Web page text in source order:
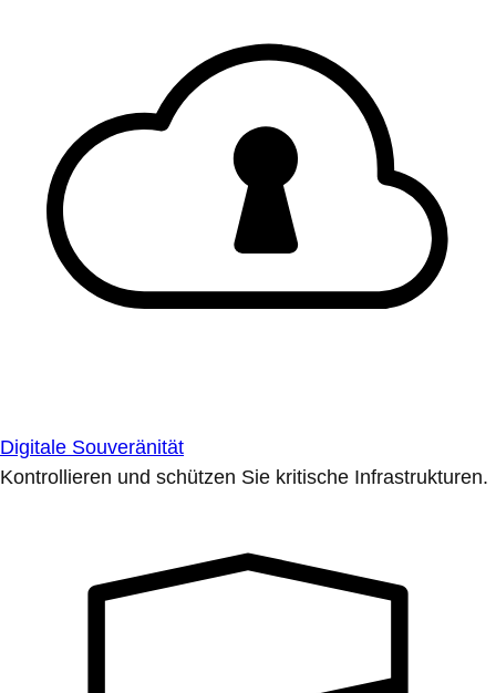
Digitale Souveränität
Kontrollieren und schützen Sie kritische Infrastrukturen.